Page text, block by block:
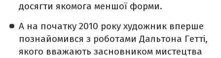
досягти якомога меншої форми.
А на початку 2010 року художник вперше
познайомився з роботами Дальтона Гетті,
якого вважають засновником мистецтва